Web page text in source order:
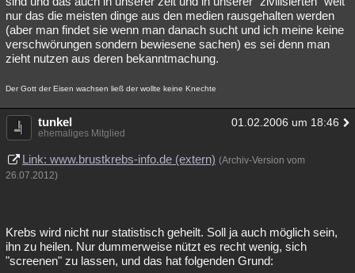
nur das die meisten dinge aus den medien rausgehalten werden
(aber man findet sie wenn man danach sucht und ich meine keine
verschwörungen sondern bewiesene sachen) es sei denn man
zieht nutzen aus deren bekanntmachung.
Der Gott der Eisen wachsen ließ der wollte keine Knechte
tunkel 01.02.2006 um 18:46
ehemaliges Mitglied
Link: www.brustkrebs-info.de (extern) (Archiv-Version vom
26.07.2012)
Krebs wird nicht nur statistisch geheilt. Soll ja auch möglich sein,
ihn zu heilen. Nur dummerweise nützt es recht wenig, sich
"screenen" zu lassen, und das hat folgenden Grund: